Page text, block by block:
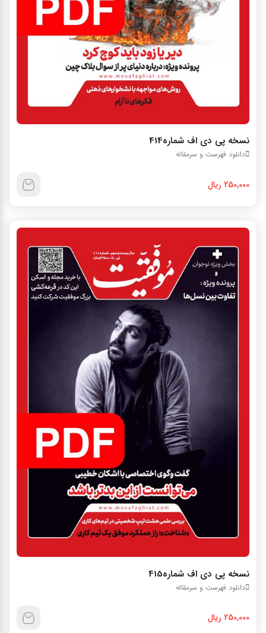
نسخه پی دی اف شماره414
دانلود فهرست و سرمقاله
250,000 ریال
نسخه پي دي اف شماره415
دانلود فهرست و سرمقاله
250,000 ریال